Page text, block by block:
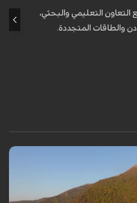
التعليمي والبحثي،
والطاقات المتجددة.